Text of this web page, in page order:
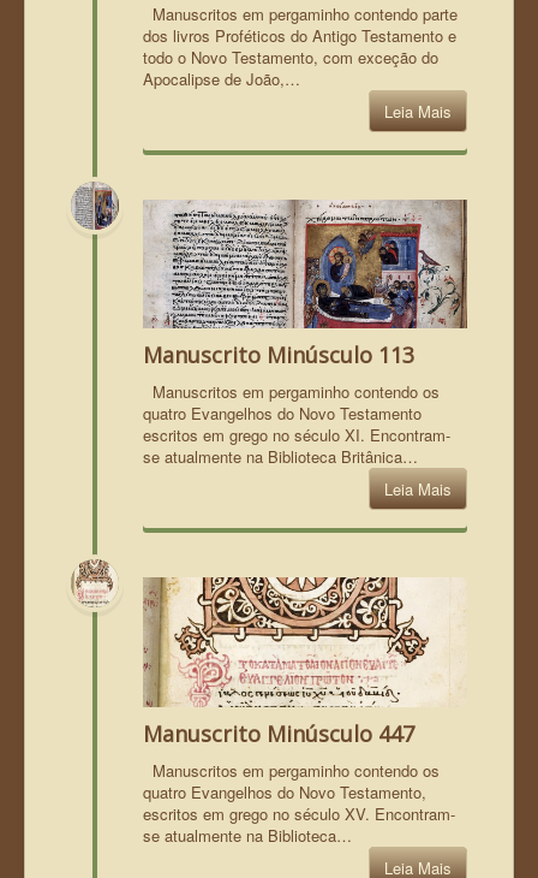
Manuscritos em pergaminho contendo parte
dos livros Proféticos do Antigo Testamento e
todo o Novo Testamento, com exceção do
Apocalipse de João,…
Leia Mais
Manuscrito Minúsculo 113
Manuscritos em pergaminho contendo os
quatro Evangelhos do Novo Testamento
escritos em grego no século XI. Encontram-
se atualmente na Biblioteca Britânica…
Leia Mais
Manuscrito Minúsculo 447
Manuscritos em pergaminho contendo os
quatro Evangelhos do Novo Testamento,
escritos em grego no século XV. Encontram-
se atualmente na Biblioteca…
Leia Mais